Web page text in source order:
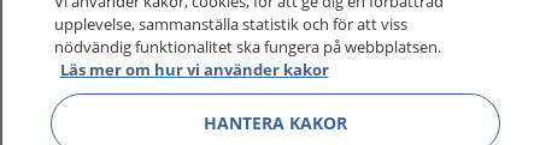
sjukvårdsrådgivning dygnet runt.
1177 ger dig råd när du vill må bättre.
upplevelse, sammanställa statistik och för att viss
nödvändig funktionalitet ska fungera på webbplatsen.
Läs mer om hur vi använder kakor
HANTERA KAKOR